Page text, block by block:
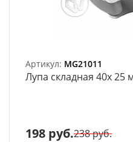
Артикул: MG21011
Лупа складная 40х 25
198 руб.238 руб.